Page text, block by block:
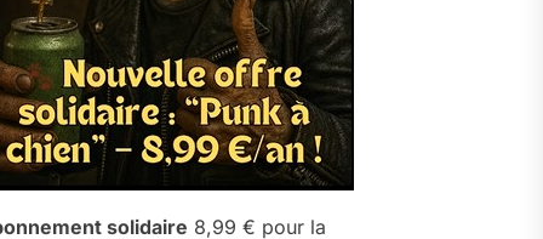
solidaire 8,99 € pour la